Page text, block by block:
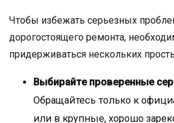
Чтобы избежать серьезных
дорогостоящего ремонта,
придерживаться нескольких
Выбирайте проверенные
Обращайтесь только к
или в крупные, хорошо